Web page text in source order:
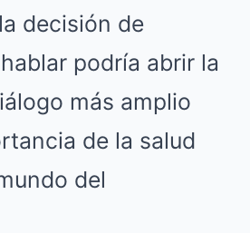
decisión de
podría abrir la
más amplio
de la salud
del